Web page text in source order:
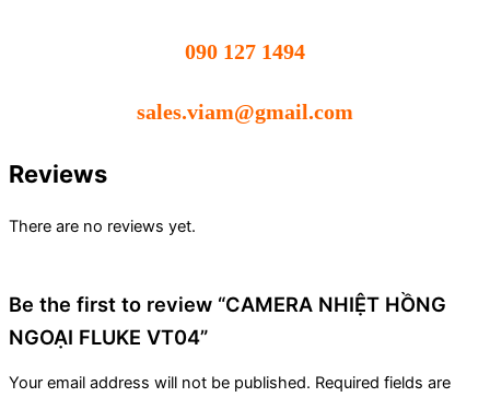
090 127 1494
sales.viam@gmail.com
Reviews
There are no reviews yet.
Be the first to review “CAMERA NHIỆT HỒNG
NGOẠI FLUKE VT04”
Your email address will not be published. Required fields are